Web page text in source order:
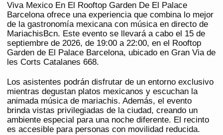
Viva Mexico En El Rooftop Garden De El Palace
Barcelona ofrece una experiencia que combina lo mejor
de la gastronomía mexicana con música en directo de
MariachisBcn. Este evento se llevará a cabo el 15 de
septiembre de 2026, de 19:00 a 22:00, en el Rooftop
Garden de El Palace Barcelona, ubicado en Gran Via de
les Corts Catalanes 668.
Los asistentes podrán disfrutar de un entorno exclusivo
mientras degustan platos mexicanos y escuchan la
animada música de mariachis. Además, el evento
brinda vistas privilegiadas de la ciudad, creando un
ambiente especial para una noche diferente. El recinto
es accesible para personas con movilidad reducida.